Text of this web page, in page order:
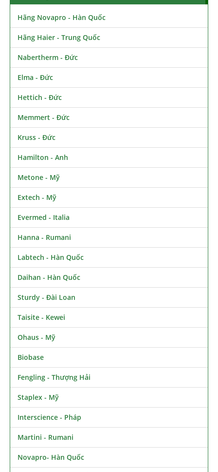
Hãng Novapro - Hàn Quốc
Hãng Haier - Trung Quốc
Nabertherm - Đức
Elma - Đức
Hettich - Đức
Memmert - Đức
Kruss - Đức
Hamilton - Anh
Metone - Mỹ
Extech - Mỹ
Evermed - Italia
Hanna - Rumani
Labtech - Hàn Quốc
Daihan - Hàn Quốc
Sturdy - Đài Loan
Taisite - Kewei
Ohaus - Mỹ
Biobase
Fengling - Thượng Hải
Staplex - Mỹ
Interscience - Pháp
Martini - Rumani
Novapro- Hàn Quốc